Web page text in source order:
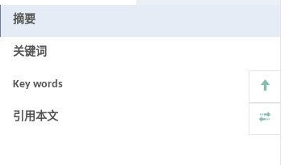
摘要
关键词
Key words
引用本文